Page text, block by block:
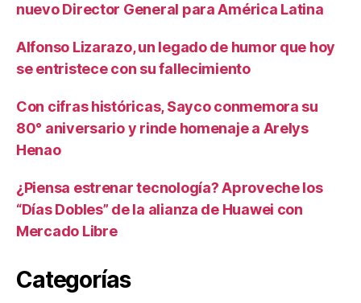
nuevo Director General para América Latina
Alfonso Lizarazo, un legado de humor que hoy
se entristece con su fallecimiento
Con cifras históricas, Sayco conmemora su
80° aniversario y rinde homenaje a Arelys
Henao
¿Piensa estrenar tecnología? Aproveche los
“Días Dobles” de la alianza de Huawei con
Mercado Libre
Categorías